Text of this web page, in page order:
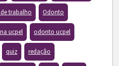
trabalho Odonto
ucpel odonto ucpel
quiz redação